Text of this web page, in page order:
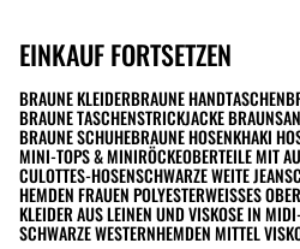
EINKAUF FORTSETZEN
BRAUNE KLEIDERBRAUNE HANDTASCHEN
BRAUNE TASCHENSTRICKJACKE BRAUN
BRAUNE SCHUHEBRAUNE HOSENKHAKI
MINI-TOPS & MINIRÖCKEOBERTEILE MIT
CULOTTES-HOSENSCHWARZE WEITE JEANS
HEMDEN FRAUEN POLYESTERWEISSES
KLEIDER AUS LEINEN UND VISKOSE IN
SCHWARZE WESTERNHEMDEN MITTEL